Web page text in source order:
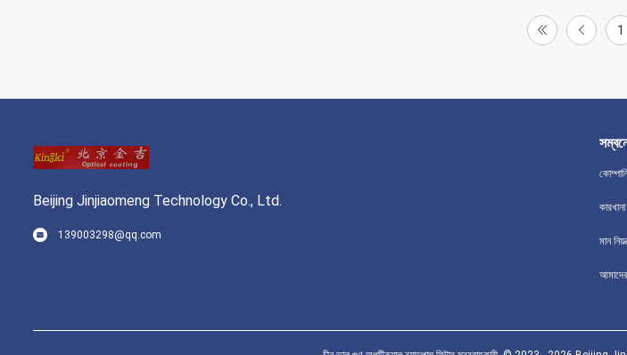
1
Beijing Jinjiaomeng Technology Co., Ltd.
139003298@qq.com মান